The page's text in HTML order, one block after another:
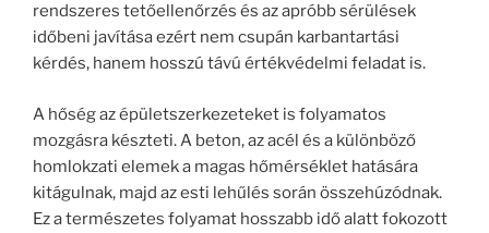
rendszeres tetőellenőrzés és az apróbb sérülések
időbeni javítása ezért nem csupán karbantartási
kérdés, hanem hosszú távú értékvédelmi feladat is.
A hőség az épületszerkezeteket is folyamatos
mozgásra készteti. A beton, az acél és a különböző
homlokzati elemek a magas hőmérséklet hatására
kitágulnak, majd az esti lehűlés során összehúzódnak.
Ez a természetes folyamat hosszabb idő alatt fokozott